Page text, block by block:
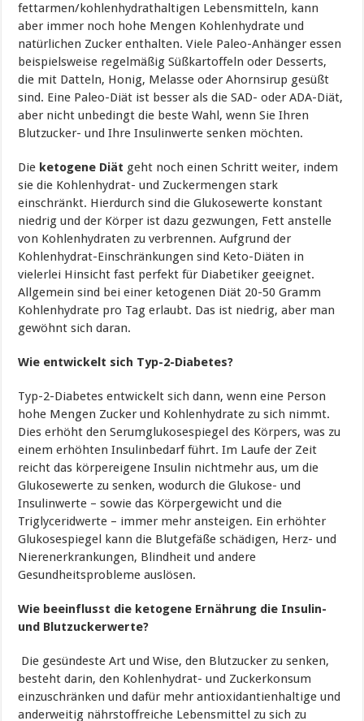
fettarmen/kohlenhydrathaltigen Lebensmitteln, kann
aber immer noch hohe Mengen Kohlenhydrate und
natürlichen Zucker enthalten. Viele Paleo-Anhänger essen
beispielsweise regelmäßig Süßkartoffeln oder Desserts,
die mit Datteln, Honig, Melasse oder Ahornsirup gesüßt
sind. Eine Paleo-Diät ist besser als die SAD- oder ADA-Diät,
aber nicht unbedingt die beste Wahl, wenn Sie Ihren
Blutzucker- und Ihre Insulinwerte senken möchten.
Die ketogene Diät geht noch einen Schritt weiter, indem
sie die Kohlenhydrat- und Zuckermengen stark
einschränkt. Hierdurch sind die Glukosewerte konstant
niedrig und der Körper ist dazu gezwungen, Fett anstelle
von Kohlenhydraten zu verbrennen. Aufgrund der
Kohlenhydrat-Einschränkungen sind Keto-Diäten in
vielerlei Hinsicht fast perfekt für Diabetiker geeignet.
Allgemein sind bei einer ketogenen Diät 20-50 Gramm
Kohlenhydrate pro Tag erlaubt. Das ist niedrig, aber man
gewöhnt sich daran.
Wie entwickelt sich Typ-2-Diabetes?
Typ-2-Diabetes entwickelt sich dann, wenn eine Person
hohe Mengen Zucker und Kohlenhydrate zu sich nimmt.
Dies erhöht den Serumglukosespiegel des Körpers, was zu
einem erhöhten Insulinbedarf führt. Im Laufe der Zeit
reicht das körpereigene Insulin nichtmehr aus, um die
Glukosewerte zu senken, wodurch die Glukose- und
Insulinwerte – sowie das Körpergewicht und die
Triglyceridwerte – immer mehr ansteigen. Ein erhöhter
Glukosespiegel kann die Blutgefäße schädigen, Herz- und
Nierenerkrankungen, Blindheit und andere
Gesundheitsprobleme auslösen.
Wie beeinflusst die ketogene Ernährung die Insulin-
und Blutzuckerwerte?
Die gesündeste Art und Wise, den Blutzucker zu senken,
besteht darin, den Kohlenhydrat- und Zuckerkonsum
einzuschränken und dafür mehr antioxidantienhaltige und
anderweitig nährstoffreiche Lebensmittel zu sich zu